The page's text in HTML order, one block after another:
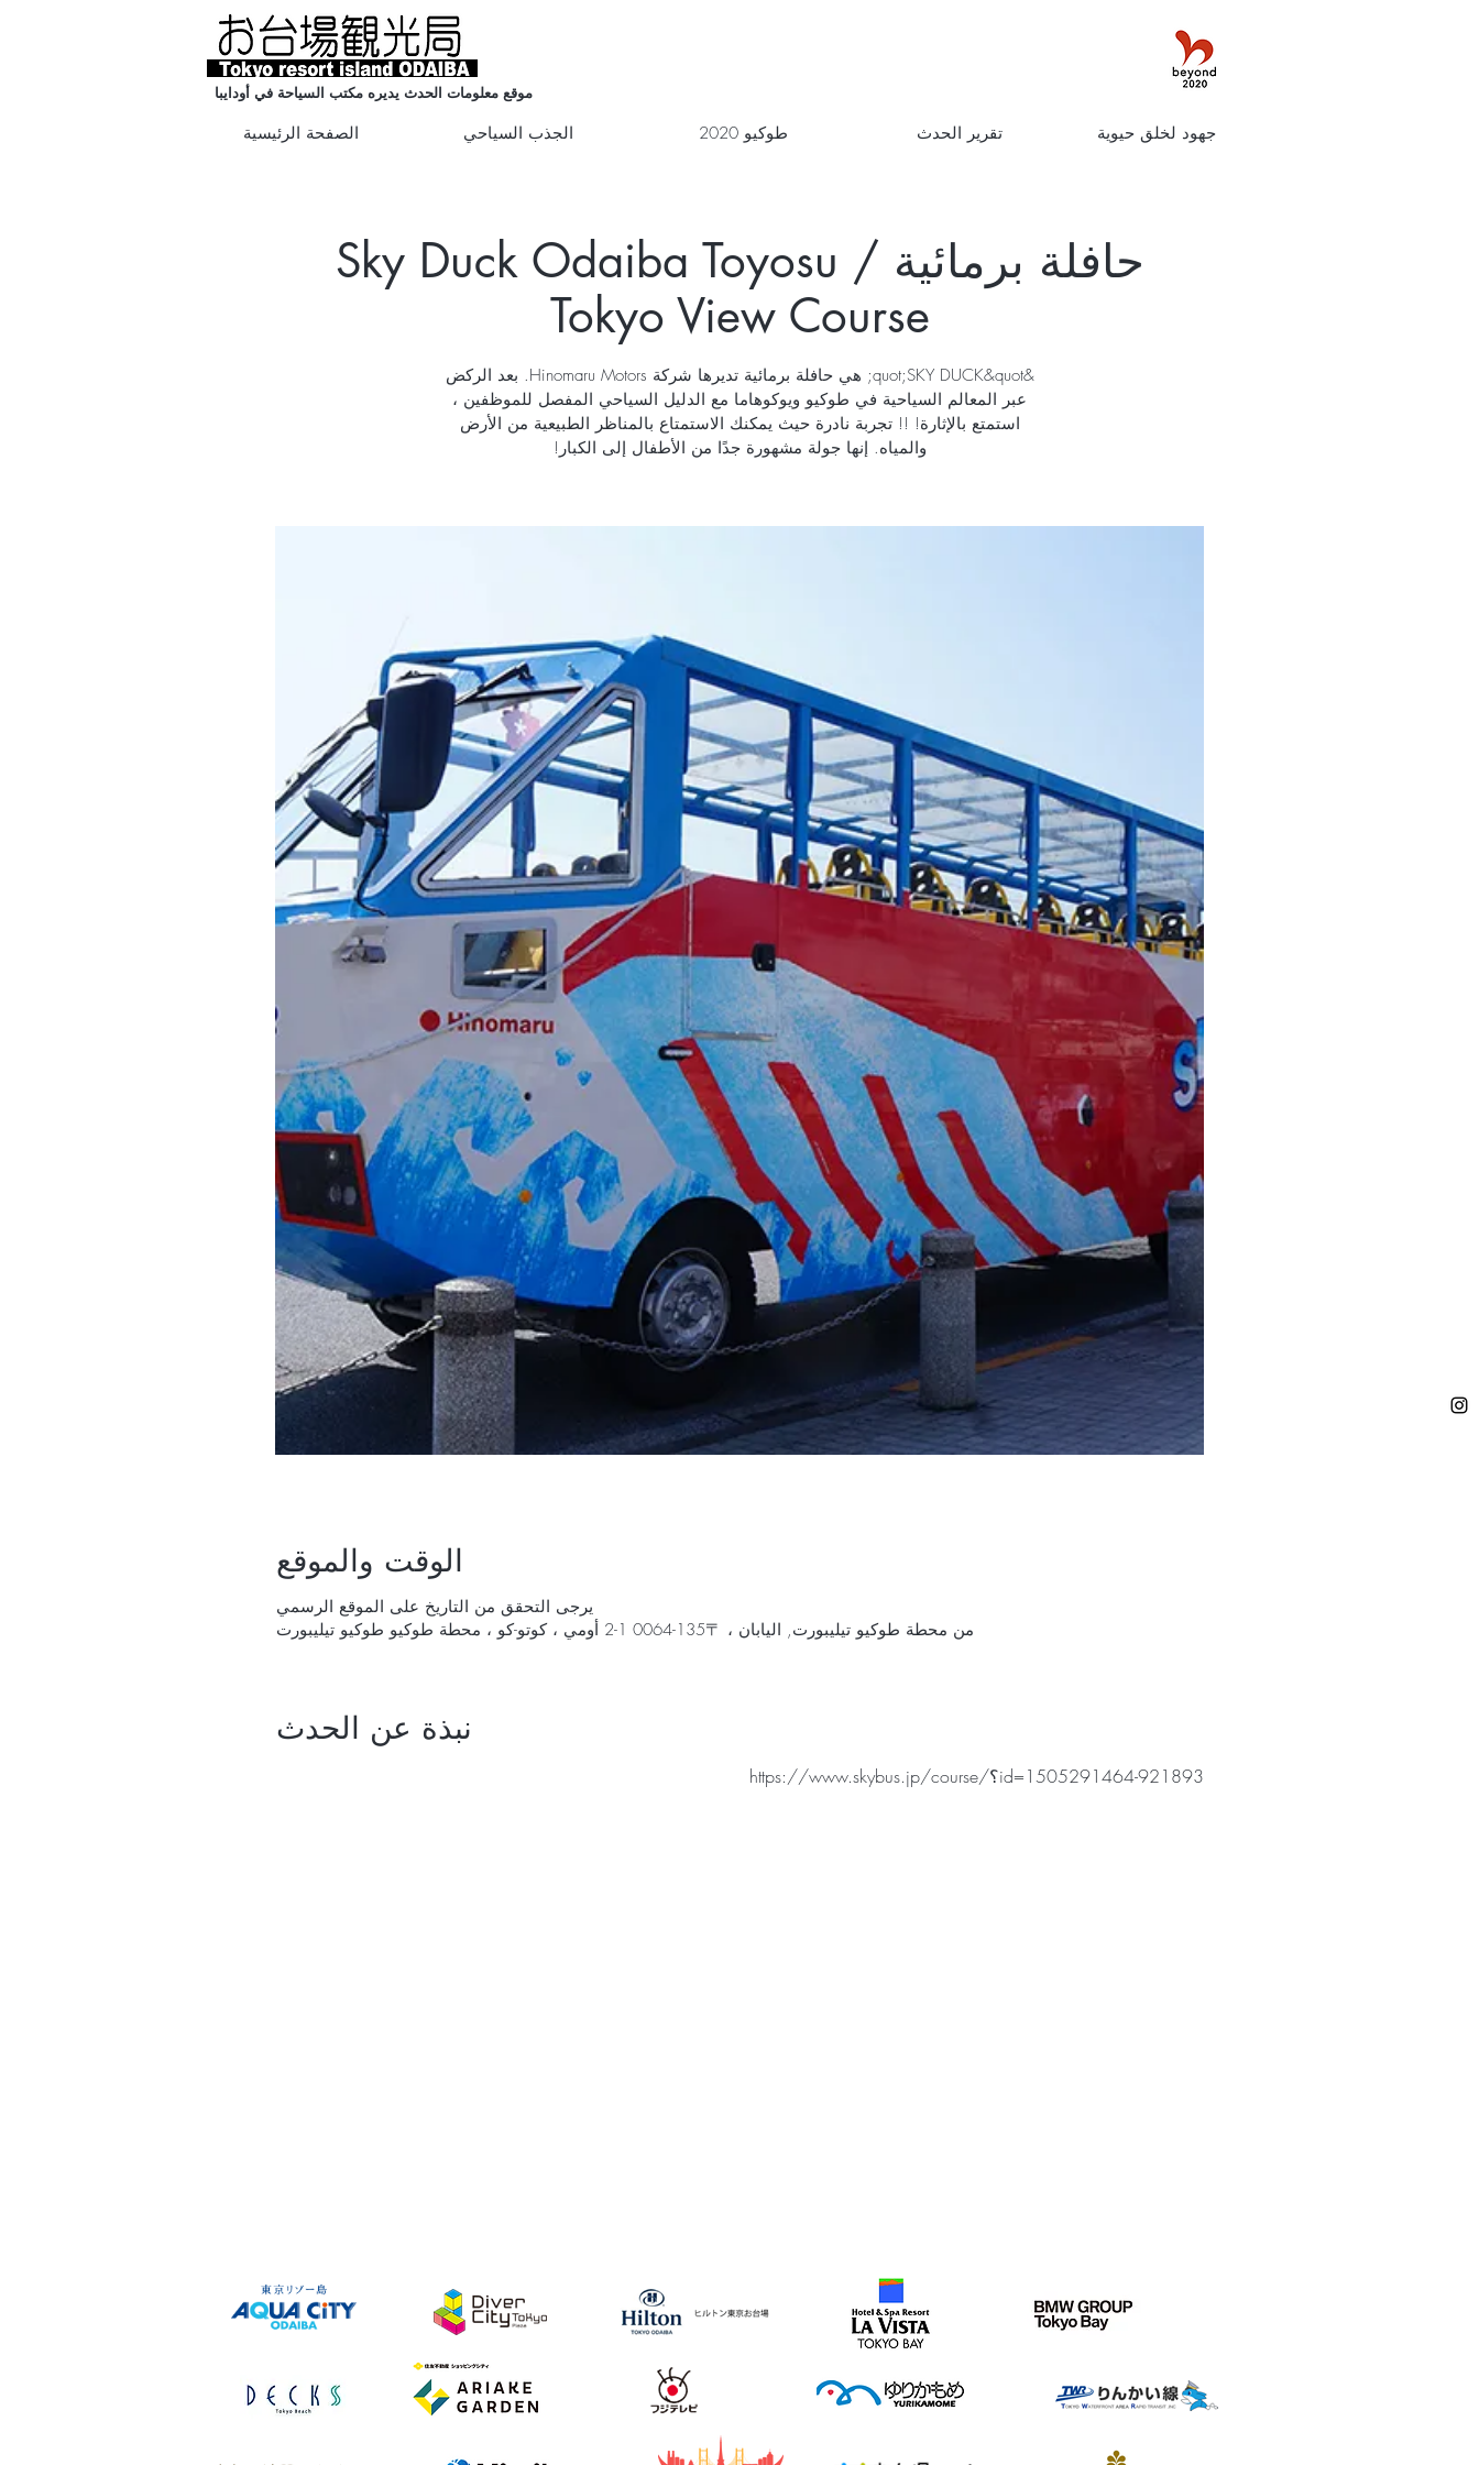
موقع معلومات الحدث يديره مكتب السياحة في أودايبا
الصفحة الرئيسية الجذب السياحي طوكيو 2020 تقرير الحدث جهود لخلق حيوية
حافلة برمائية Sky Duck Odaiba Toyosu /
Tokyo View Course
&quot;SKY DUCK&quot; هي حافلة برمائية تديرها شركة Hinomaru Motors. بعد الركض
عبر المعالم السياحية في طوكيو ويوكوهاما مع الدليل السياحي المفصل للموظفين ،
استمتع بالإثارة! !! تجربة نادرة حيث يمكنك الاستمتاع بالمناظر الطبيعية من الأرض
والمياه. إنها جولة مشهورة جدًا من الأطفال إلى الكبار!
الوقت والموقع
يرجى التحقق من التاريخ على الموقع الرسمي
من محطة طوكيو تيليبورت, اليابان ، 〒135-0064 1-2 أومي ، كوتو-كو ، محطة طوكيو طوكيو تيليبورت
نبذة عن الحدث
https://www.skybus.jp/course/؟id=1505291464-921893